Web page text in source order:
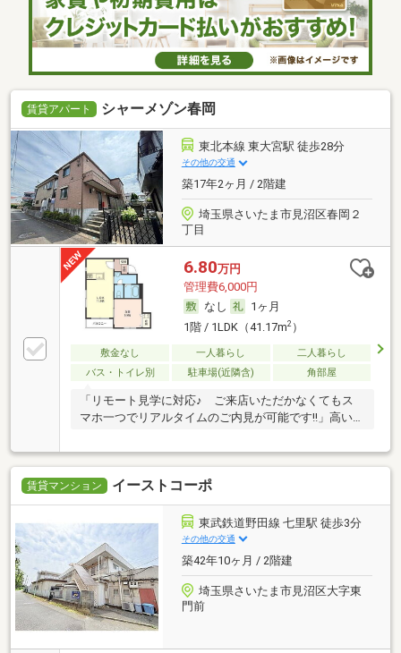
賃貸アパート シャーメゾン春岡
東北本線 東大宮駅 徒歩28分
その他の交通
築17年2ヶ月 / 2階建
埼玉県さいたま市見沼区春岡２
丁目
6.80万円
管理費6,000円
なし
1ヶ月
1階 / 1LDK（41.17m2）
敷金なし 一人暮らし
二人暮らし
バス・トイレ別
駐車場(近隣含) 角部屋
「リモート見学に対応♪ ご来店いただかなくてもス
マホ一つでリアルタイムのご内見が可能です!!」高い…
賃貸マンション イーストコーポ
東武鉄道野田線 七里駅 徒歩3分
その他の交通
築42年10ヶ月 / 2階建
埼玉県さいたま市見沼区大字東
門前